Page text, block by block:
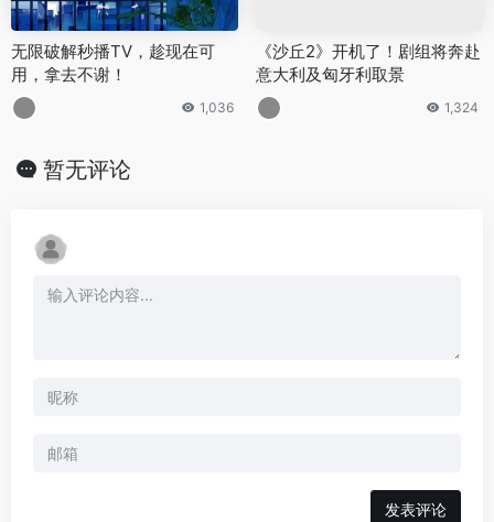
无限破解秒播TV，趁现在可
用，拿去不谢！
1,036
《沙丘2》开机了！剧组将奔赴
意大利及匈牙利取景
1,324
暂无评论
发表评论